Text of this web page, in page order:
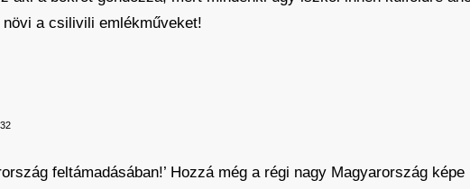
a csilivili emlékműveket!
feltámadásában!’ Hozzá még a régi nagy Magyarország